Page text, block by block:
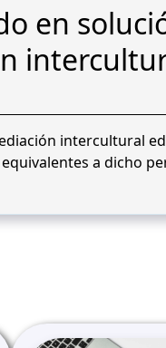
en
intercultural
a dicho